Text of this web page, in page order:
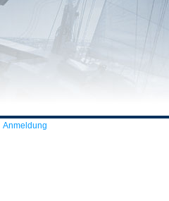
Anmeldung